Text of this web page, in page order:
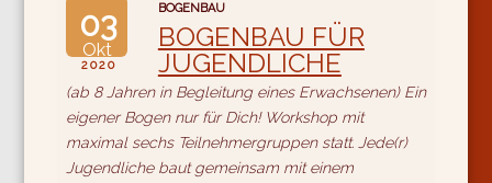
03
Okt
2020
BOGENBAU
BOGENBAU FÜR
JUGENDLICHE
(ab 8 Jahren in Begleitung eines Erwachsenen) Ein
eigener Bogen nur für Dich! Workshop mit
maximal sechs Teilnehmergruppen statt. Jede(r)
Jugendliche baut gemeinsam mit einem